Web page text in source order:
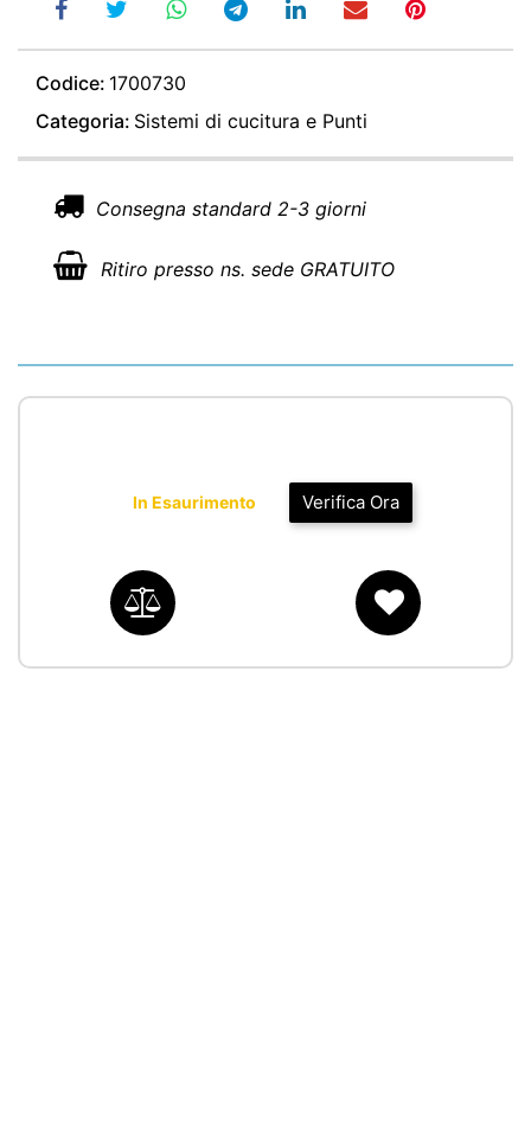
Codice: 1700730
Categoria: Sistemi di cucitura e Punti
Consegna standard 2-3 giorni
Ritiro presso ns. sede GRATUITO
Verifica Ora
In Esaurimento